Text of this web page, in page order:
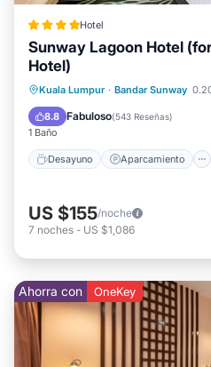
Hotel
Sunway Lagoon Hotel
Hotel)
Kuala Lumpur · Bandar Sunway
8.8 Fabuloso(543 Reseñas)
1 Baño
Desayuno Aparcamiento
Desayuno
Cocina
US $155/noche
7 noches - US $1,086
Ahorra con OneKey